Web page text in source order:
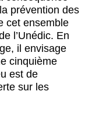
prévention des
cet ensemble
l’Unédic. En
il envisage
cinquième
est de
sur les